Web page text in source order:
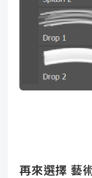
再來選擇 藝